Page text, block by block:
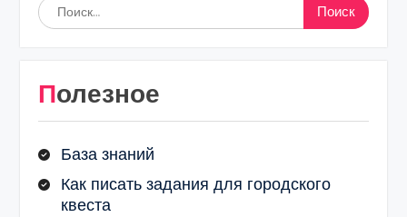
Найти:
Полезное
База знаний
Как писать задания для городского
квеста